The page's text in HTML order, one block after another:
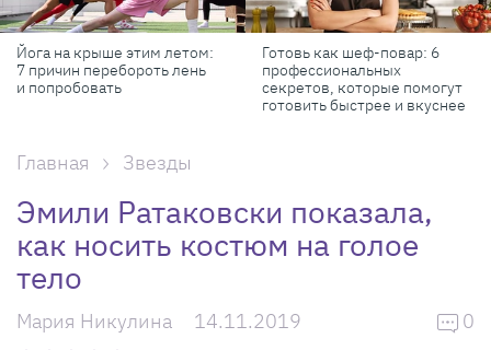
Йога на крыше этим летом:
7 причин перебороть лень
и попробовать
Готовь как шеф-повар: 6
профессиональных
секретов, которые помогут
готовить быстрее и вкуснее
Главная Звезды
Эмили Ратаковски показала,
как носить костюм на голое
тело
Мария Никулина 14.11.2019 0